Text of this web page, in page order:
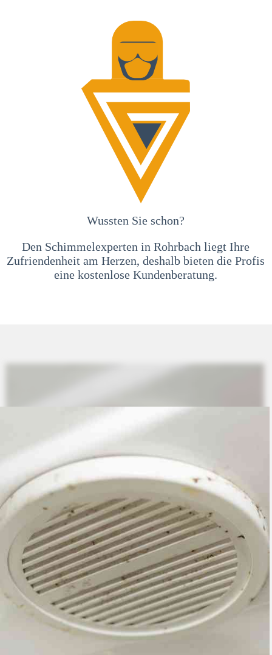
Wussten Sie schon?
Den Schimmelexperten in Rohrbach liegt Ihre
Zufriendenheit am Herzen, deshalb bieten die Profis
eine kostenlose Kundenberatung.